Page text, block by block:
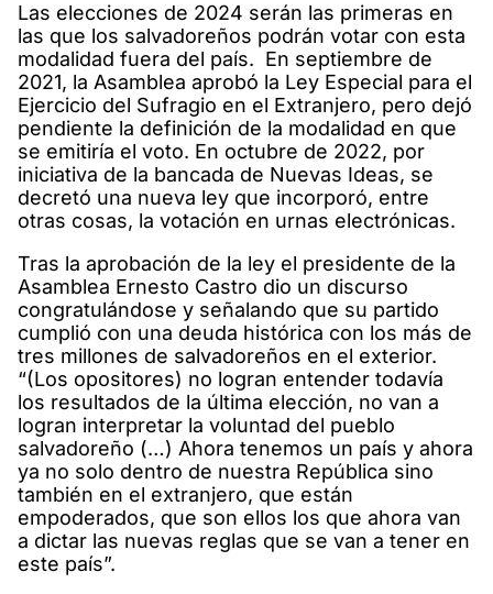
Las elecciones de 2024 serán las primeras en
las que los salvadoreños podrán votar con esta
modalidad fuera del país. En septiembre de
2021, la Asamblea aprobó la Ley Especial para el
Ejercicio del Sufragio en el Extranjero, pero dejó
pendiente la definición de la modalidad en que
se emitiría el voto. En octubre de 2022, por
iniciativa de la bancada de Nuevas Ideas, se
decretó una nueva ley que incorporó, entre
otras cosas, la votación en urnas electrónicas.
Tras la aprobación de la ley el presidente de la
Asamblea Ernesto Castro dio un discurso
congratulándose y señalando que su partido
cumplió con una deuda histórica con los más de
tres millones de salvadoreños en el exterior.
“(Los opositores) no logran entender todavía
los resultados de la última elección, no van a
logran interpretar la voluntad del pueblo
salvadoreño (…) Ahora tenemos un país y ahora
ya no solo dentro de nuestra República sino
también en el extranjero, que están
empoderados, que son ellos los que ahora van
a dictar las nuevas reglas que se van a tener en
este país”.